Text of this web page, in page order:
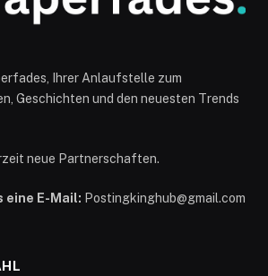
Ihrer Anlaufstelle zum
Geschichten und den neuesten Trends
neue Partnerschaften.
eine E-Mail: Postingkinghub@gmail.com